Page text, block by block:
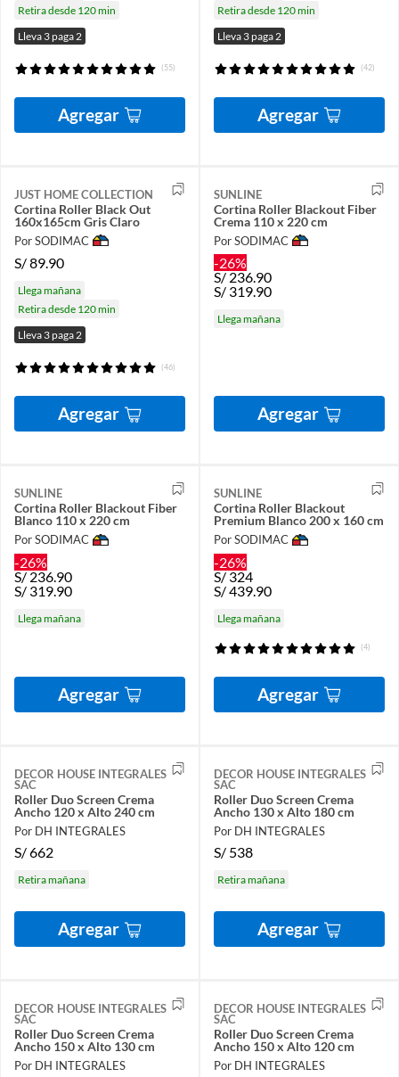
Retira desde 120 min
Lleva 3 paga 2
(55)
Agregar
Retira desde 120 min
Lleva 3 paga 2
(42)
Agregar
JUST HOME COLLECTION
Cortina Roller Black Out
160x165cm Gris Claro
Por SODIMAC
S/89.90
Llega mañana
Retira desde 120 min
Lleva 3 paga 2
(46)
Agregar
SUNLINE
Cortina Roller Blackout Fiber
Crema 110 x 220 cm
Por SODIMAC
-26%
S/ 236.90
S/ 319.90
Llega mañana
Agregar
SUNLINE
Cortina Roller Blackout Fiber
Blanco 110 x 220 cm
Por SODIMAC
-26%
S/236.90
S/ 319.90
Llega mañana
Agregar
SUNLINE
Cortina Roller Blackout
Premium Blanco 200 x 160 cm
Por SODIMAC
-26%
S/324
S/439.90
Llega mañana
(4)
Agregar
DECOR HOUSE INTEGRALES
SAC
Roller Duo Screen Crema
Ancho 120 x Alto 240 cm
Por DH INTEGRALES
S/662
Retira mañana
Agregar
DECOR HOUSE INTEGRALES
SAC
Roller Duo Screen Crema
Ancho 130 x Alto 180 cm
Por DH INTEGRALES
S/ 538
Retira mañana
Agregar
DECOR HOUSE INTEGRALES
SAC
Roller Duo Screen Crema
Ancho 150 x Alto 130 cm
Por DH INTEGRALES
DECOR HOUSE INTEGRALES
SAC
Roller Duo Screen Crema
Ancho 150 x Alto 120 cm
Por DH INTEGRALES